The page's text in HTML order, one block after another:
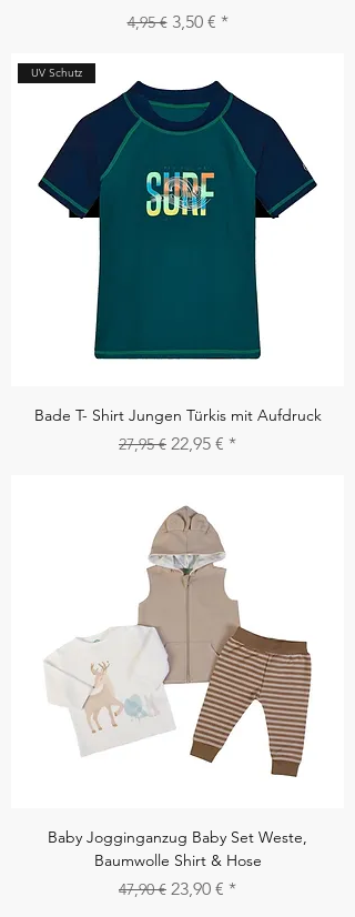
Standardpreis
4,95 € Sale-Preis
3,50 €
UV Schutz
Bade T- Shirt Jungen Türkis mit Aufdruck
Standardpreis
27,95 € Sale-Preis
22,95 €
Baby Jogginganzug Baby Set Weste,
Baumwolle Shirt & Hose
Standardpreis
47,90 € Sale-Preis
23,90 €